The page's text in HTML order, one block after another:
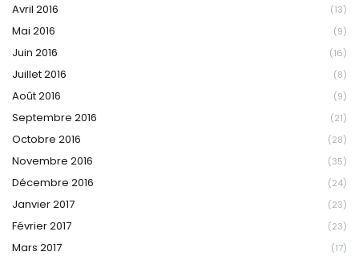
Avril 2016 (13)
Mai 2016 (9)
Juin 2016 (16)
Juillet 2016 (8)
Août 2016 (9)
Septembre 2016 (21)
Octobre 2016 (28)
Novembre 2016 (35)
Décembre 2016 (24)
Janvier 2017 (23)
Février 2017 (23)
Mars 2017 (17)